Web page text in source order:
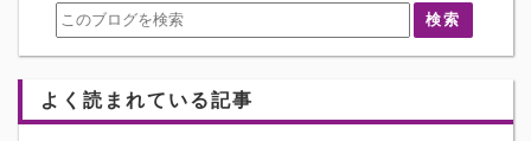
よく読まれている記事